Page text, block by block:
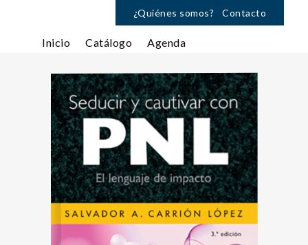
¿Quiénes somos? Contacto
Inicio Catálogo Agenda